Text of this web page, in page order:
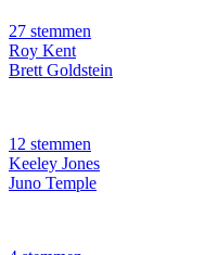
27 stemmen
Roy Kent
Brett Goldstein
12 stemmen
Keeley Jones
Juno Temple